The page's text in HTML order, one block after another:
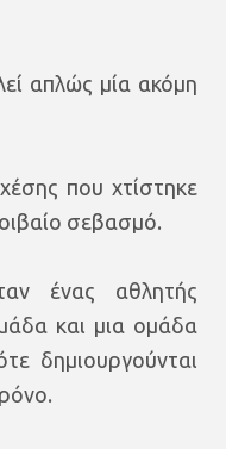
απλώς μία ακόμη
που χτίστηκε
σεβασμό.
ένας αθλητής
και μια ομάδα
δημιουργούνται